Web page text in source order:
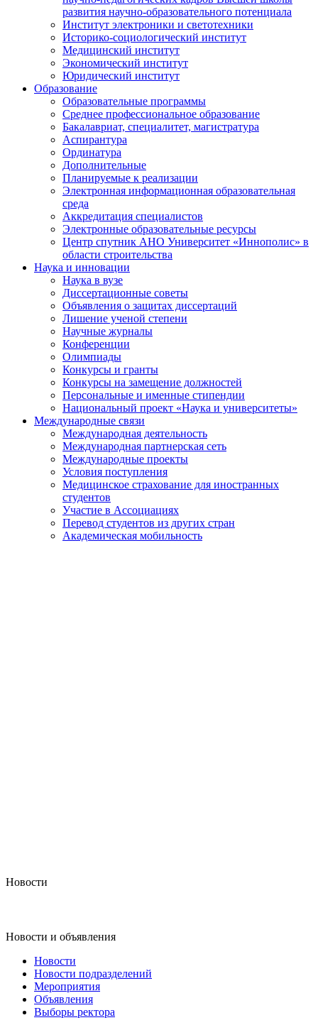
развития научно-образовательного потенциала
Институт электроники и светотехники
Историко-социологический институт
Медицинский институт
Экономический институт
Юридический институт
Образование
Образовательные программы
Среднее профессиональное образование
Бакалавриат, специалитет, магистратура
Аспирантура
Ординатура
Дополнительные
Планируемые к реализации
Электронная информационная образовательная
среда
Аккредитация специалистов
Электронные образовательные ресурсы
Центр спутник АНО Университет «Иннополис» в
области строительства
Наука и инновации
Наука в вузе
Диссертационные советы
Объявления о защитах диссертаций
Лишение ученой степени
Научные журналы
Конференции
Олимпиады
Конкурсы и гранты
Конкурсы на замещение должностей
Персональные и именные стипендии
Национальный проект «Наука и университеты»
Международные связи
Международная деятельность
Международная партнерская сеть
Международные проекты
Условия поступления
Медицинское страхование для иностранных
студентов
Участие в Ассоциациях
Перевод студентов из других стран
Академическая мобильность
Новости
Новости и объявления
Новости
Новости подразделений
Мероприятия
Объявления
Выборы ректора